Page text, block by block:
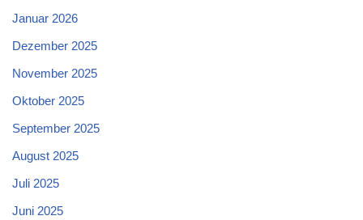
Januar 2026
Dezember 2025
November 2025
Oktober 2025
September 2025
August 2025
Juli 2025
Juni 2025